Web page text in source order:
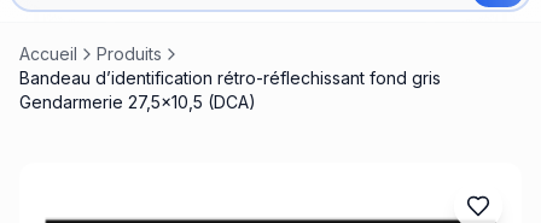
Accueil
Produits
Bandeau d’identification rétro-réflechissant fond gris
Gendarmerie 27,5x10,5 (DCA)